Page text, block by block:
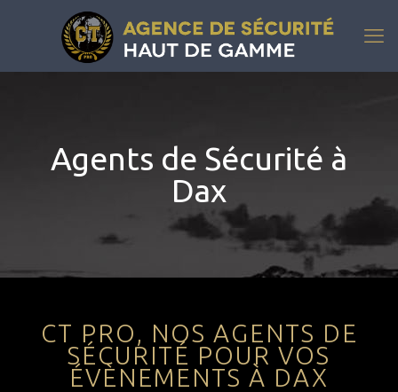
Agents de Sécurité à
Dax
CT PRO, NOS AGENTS DE
SÉCURITÉ POUR VOS
ÉVÈNEMENTS À DAX